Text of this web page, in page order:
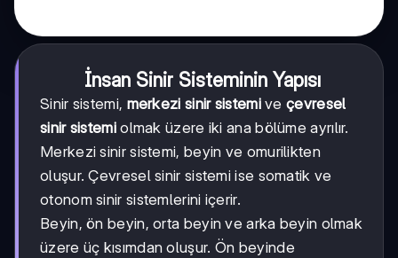
İnsan Sinir Sisteminin Yapısı
Sinir sistemi, merkezi sinir sistemiveçevresel
sinir sistemiolmak üzere iki ana bölüme ayrılır.
Merkezi sinir sistemi, beyin ve omurilikten
oluşur. Çevresel sinir sistemi ise somatik ve
otonom sinir sistemlerini içerir.
Beyin, ön beyin, orta beyin ve arka beyin olmak
üzere üç kısımdan oluşur. Ön beyinde